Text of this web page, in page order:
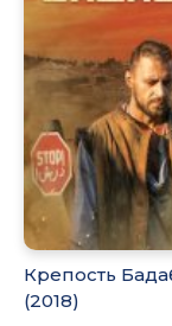
Крепость
(2018)